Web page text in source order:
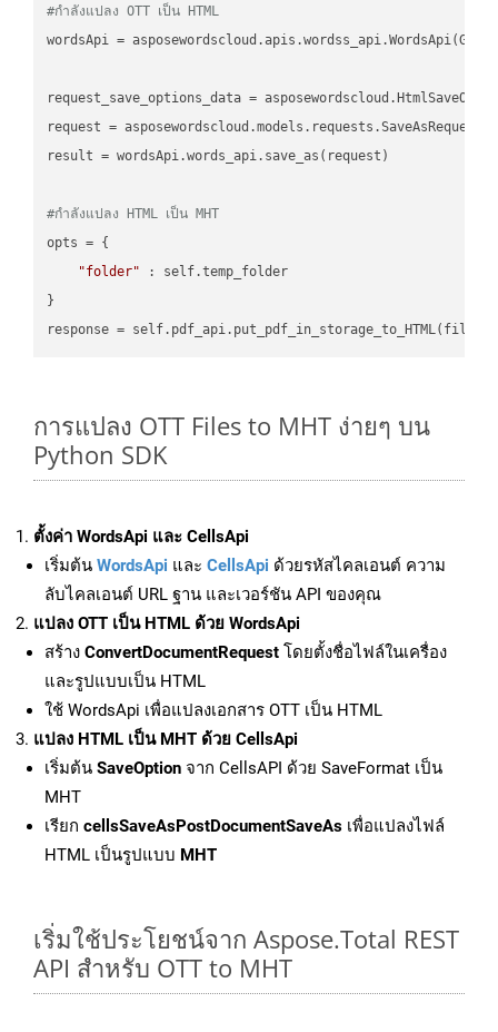
#กำลังแปลง OTT เป็น HTML
wordsApi =
request_save_options_data =
request =
result = wordsApi.words_api.save_as(request)
#กำลังแปลง HTML เป็น MHT
opts = {
"folder" : self.temp_folder
}
การแปลง OTT Files to MHT ง่ายๆ บน
Python SDK
ตั้งค่า WordsApi และ CellsApi
เริ่มต้น WordsApi และ CellsApi ด้วยรหัสไคลเอนต์ ความ
ลับไคลเอนต์ URL ฐาน และเวอร์ชัน API ของคุณ
แปลง OTT เป็น HTML ด้วย WordsApi
สร้าง ConvertDocumentRequest โดยตั้งชื่อไฟล์ในเครื่อง
และรูปแบบเป็น HTML
ใช้ WordsApi เพื่อแปลงเอกสาร OTT เป็น HTML
แปลง HTML เป็น MHT ด้วย CellsApi
เริ่มต้น SaveOption จาก CellsAPI ด้วย SaveFormat เป็น
MHT
เรียก cellsSaveAsPostDocumentSaveAs เพื่อแปลงไฟล์
HTML เป็นรูปแบบ MHT
เริ่มใช้ประโยชน์จาก Aspose.Total REST
API สำหรับ OTT to MHT